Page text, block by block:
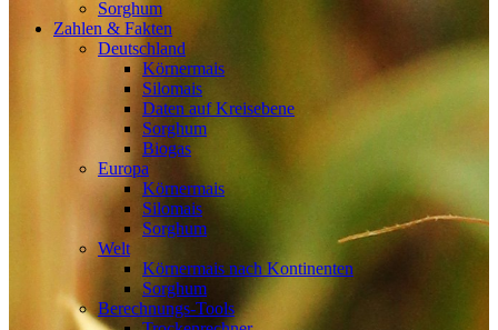
Sorghum
Zahlen & Fakten
Deutschland
Körnermais
Silomais
Daten auf Kreisebene
Sorghum
Biogas
Europa
Körnermais
Silomais
Sorghum
Welt
Körnermais nach Kontinenten
Sorghum
Berechnungs-Tools